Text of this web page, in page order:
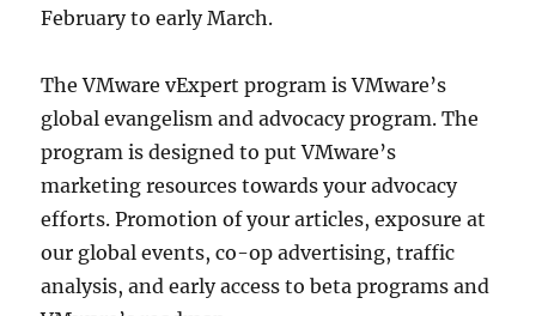
February to early March.
The VMware vExpert program is VMware’s
global evangelism and advocacy program. The
program is designed to put VMware’s
marketing resources towards your advocacy
efforts. Promotion of your articles, exposure at
our global events, co-op advertising, traffic
analysis, and early access to beta programs and